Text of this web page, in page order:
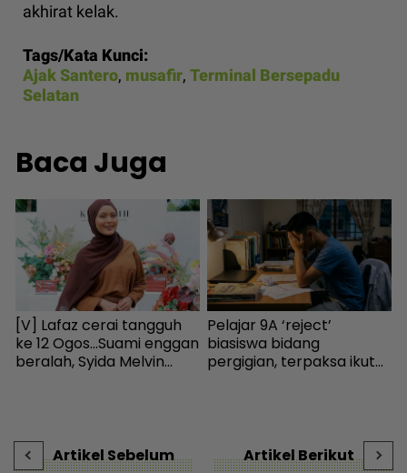
akhirat kelak.
Tags/Kata Kunci:
Ajak Santero, musafir, Terminal Bersepadu
Selatan
Baca Juga
[V] Lafaz cerai tangguh
ke 12 Ogos...Suami enggan
beralah, Syida Melvin
Pelajar 9A ‘reject’
biasiswa bidang
pergigian, terpaksa ikut
Artikel Sebelum
Artikel Berikut